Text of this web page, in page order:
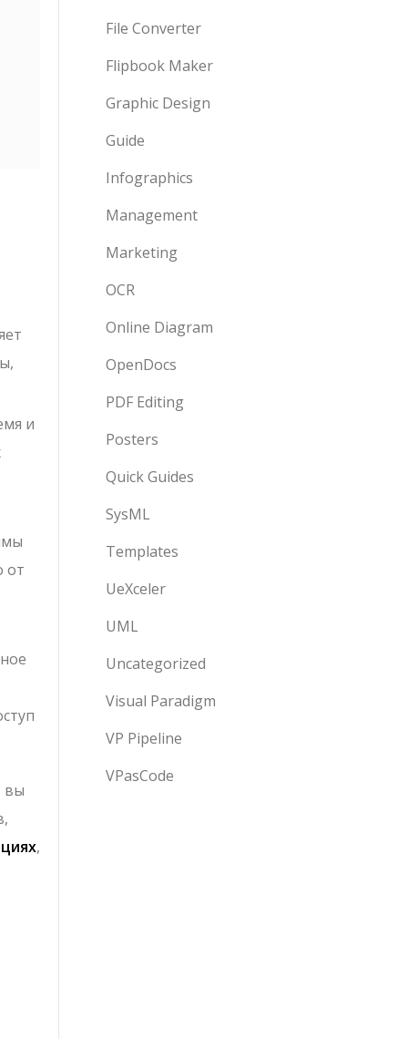
и
от
вы
,
File Converter
Flipbook Maker
Graphic Design
Guide
Infographics
Management
Marketing
OCR
Online Diagram
OpenDocs
PDF Editing
Posters
Quick Guides
SysML
Templates
UeXceler
UML
Uncategorized
Visual Paradigm
VP Pipeline
VPasCode